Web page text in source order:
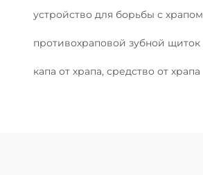
устройство для борьбы с храпом
противохраповой зубной щиток
капа от храпа, средство от храпа